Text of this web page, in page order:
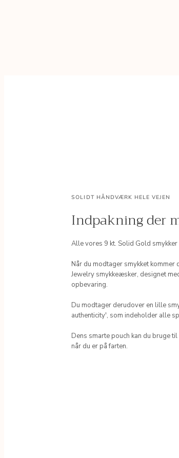
SOLIDT HÅNDVÆRK HELE VEJEN
Indpakning der
Alle vores 9 kt. Solid Gold
Når du modtager smykket kommer
Jewelry smykkeæsker, designet
opbevaring.
Du modtager derudover en lille
authenticity', som indeholder alle
Dens smarte pouch kan du bruge
når du er på farten.